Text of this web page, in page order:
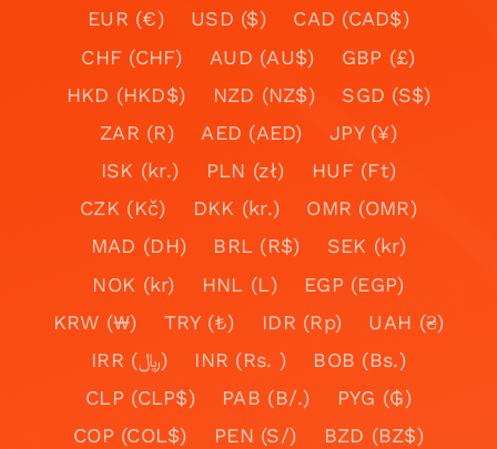
EUR (€) USD ($)
CAD (CAD$)
CHF (CHF)
AUD (AU$)
GBP (£)
HKD (HKD$)
NZD (NZ$)
SGD (S$)
ZAR (R)
AED (AED)
JPY (¥)
ISK (kr.)
PLN (zł)
HUF (Ft)
CZK (Kč)
DKK (kr.)
OMR (OMR)
MAD (DH)
BRL (R$)
SEK (kr)
NOK (kr)
HNL (L)
EGP (EGP)
KRW (₩)
TRY (₺) IDR (Rp)
UAH (₴)
IRR (﷼)
INR (Rs. )
BOB (Bs.)
CLP (CLP$)
PAB (B/.)
PYG (₲)
COP (COL$)
PEN (S/)
BZD (BZ$)